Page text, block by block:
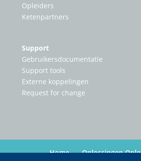
Opleiders
Ketenpartners
Support
Gebruikersdocumentatie
Support tools
Externe koppelingen
Request for change
Home
Oplossingen